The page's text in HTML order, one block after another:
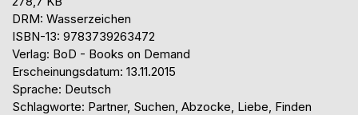
DRM: Wasserzeichen
ISBN-13: 9783739263472
Verlag: BoD - Books on Demand
Erscheinungsdatum: 13.11.2015
Sprache: Deutsch
Schlagworte: Partner, Suchen, Abzocke, Liebe, Finden